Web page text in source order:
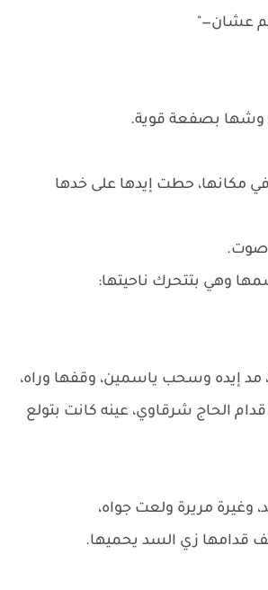
عشان—"
وشها بصفعة قوية.
مكانها، حطت إيدها على خدها
صوت.
وهي بتتحرك ناحيتها:
مد إيده وسحب ياسمين، وقفها وراه،
الحاج شرقاوي، عينه كانت بتولع
مريرة ولعت جواه،
قدامها زي السد يحميها.